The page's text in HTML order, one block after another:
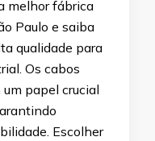
melhor fábrica
Paulo e saiba
qualidade para
Os cabos
papel crucial
Escolher